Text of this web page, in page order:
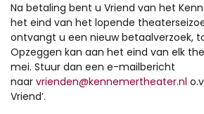
Na betaling bent u Vriend van het
het eind van het lopende
ontvangt u een nieuw betaalverzoek,
Opzeggen kan aan het eind van elk
mei. Stuur dan een e-mailbericht
naar vrienden@kennemertheater.nl
Vriend’.